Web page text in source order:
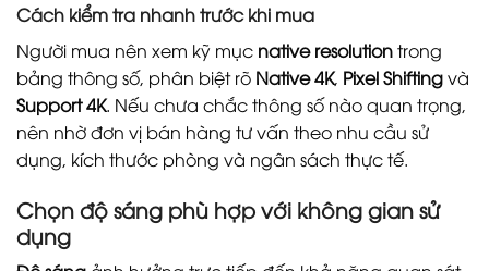
Cách kiểm tra nhanh trước khi mua
Người mua nên xem kỹ mục native resolutiontrong
bảng thông số, phân biệt rõ Native 4K, Pixel Shiftingvà
Support 4K. Nếu chưa chắc thông số nào quan trọng,
nên nhờ đơn vị bán hàng tư vấn theo nhu cầu sử
dụng, kích thước phòng và ngân sách thực tế.
Chọn độ sáng phù hợp với không gian sử
dụng